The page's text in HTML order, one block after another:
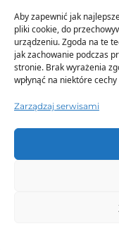
Aby zapewnić jak
pliki cookie, do
urządzeniu. Zgoda na te
jak zachowanie podczas
stronie. Brak wyrażenia
wpłynąć na niektóre
Zarządzaj serwisami
TO SIĘ